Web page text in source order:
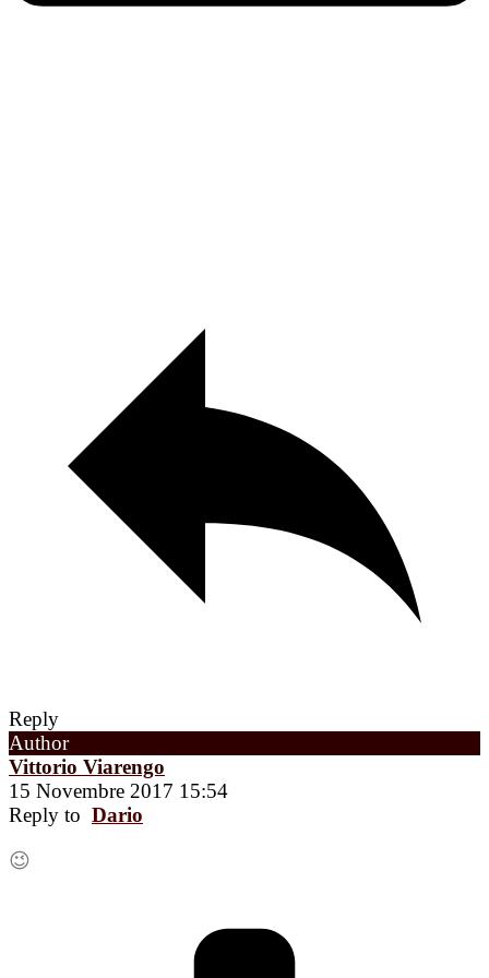
Reply
Author
Vittorio Viarengo
15 Novembre 2017 15:54
Reply to Dario
😉